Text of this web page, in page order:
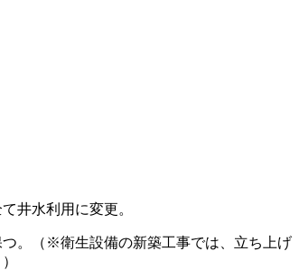
井水利用に変更。
。（※衛生設備の新築工事では、立ち上げ